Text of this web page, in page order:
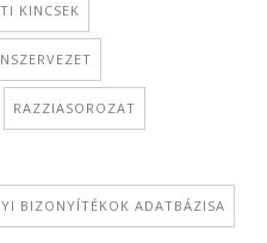
KINCSEK
RAZZIASOROZAT
BIZONYÍTÉKOK ADATBÁZISA